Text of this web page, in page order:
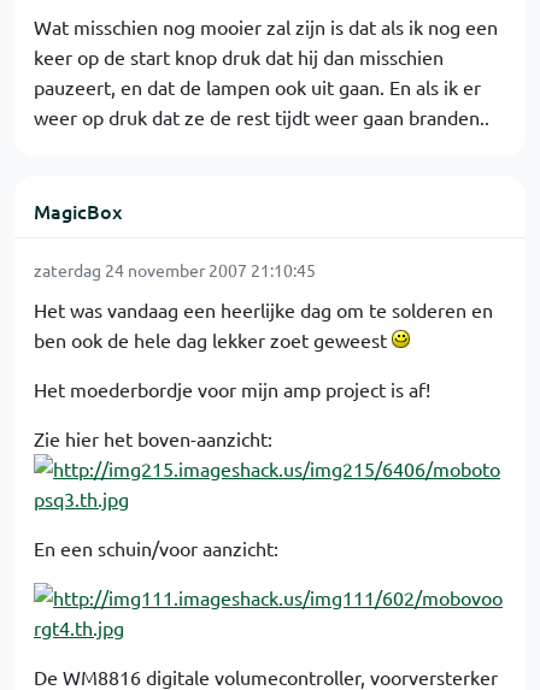
Wat misschien nog mooier zal zijn is dat als ik nog een
keer op de start knop druk dat hij dan misschien
pauzeert, en dat de lampen ook uit gaan. En als ik er
weer op druk dat ze de rest tijdt weer gaan branden..
MagicBox
zaterdag 24 november 2007 21:10:45
Het was vandaag een heerlijke dag om te solderen en
ben ook de hele dag lekker zoet geweest
Het moederbordje voor mijn amp project is af!
Zie hier het boven-aanzicht:
En een schuin/voor aanzicht:
De WM8816 digitale volumecontroller, voorversterker